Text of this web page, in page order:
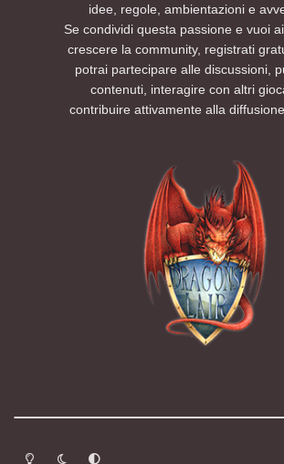
idee, regole, ambientazioni e
Se condividi questa passione e vuoi
crescere la community, registrati
potrai partecipare alle discussioni,
contenuti, interagire con altri
contribuire attivamente alla
Modalità chiara
Modalità scuraSegui la preferenza del sistema